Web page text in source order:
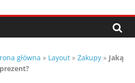
główna » Layout »Zakupy » Jaką